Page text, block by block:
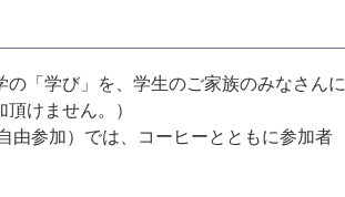
「学び」を、学生のご家族のみなさんに
けません。）
参加）では、コーヒーとともに参加者